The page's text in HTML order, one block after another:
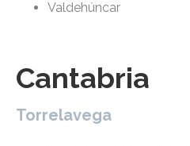
Valdehúncar
Cantabria
Torrelavega